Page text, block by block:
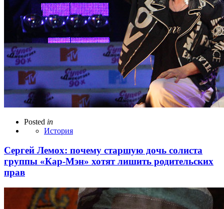
Posted in
История
Сергей Лемох: почему старшую дочь солиста
группы «Кар-Мэн» хотят лишить родительских
прав